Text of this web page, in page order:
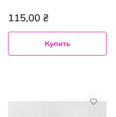
115,00 ₴
Купить